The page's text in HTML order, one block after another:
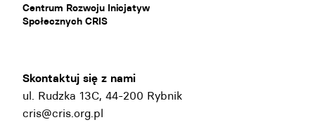
Centrum Rozwoju Inicjatyw
Społecznych CRIS
Skontaktuj się z nami
ul. Rudzka 13C, 44-200 Rybnik
cris@cris.org.pl